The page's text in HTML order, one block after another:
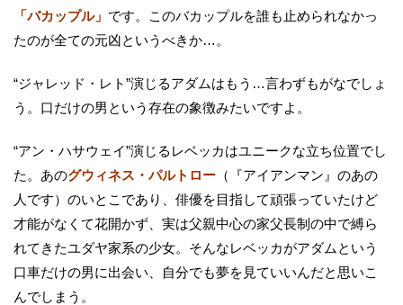
「バカップル」 です。このバカップルを誰も止められなかっ
たのが全ての元凶というべきか…。
“ジャレッド・レト”演じるアダムはもう…言わずもがなでしょ
う。口だけの男という存在の象徴みたいですよ。
“アン・ハサウェイ”演じるレベッカはユニークな立ち位置でし
た。あのグウィネス・パルトロー （『アイアンマン』のあの
人です）のいとこであり、俳優を目指して頑張っていたけど
才能がなくて花開かず、実は父親中心の家父長制の中で縛ら
れてきたユダヤ家系の少女。そんなレベッカがアダムという
口車だけの男に出会い、自分でも夢を見ていいんだと思いこ
んでしまう。